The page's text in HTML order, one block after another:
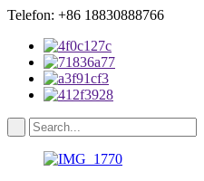
Telefon: +86 18830888766